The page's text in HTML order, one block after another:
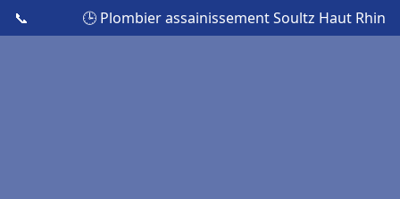
📞 🕒 Plombier assainissement Soultz Haut Rhin